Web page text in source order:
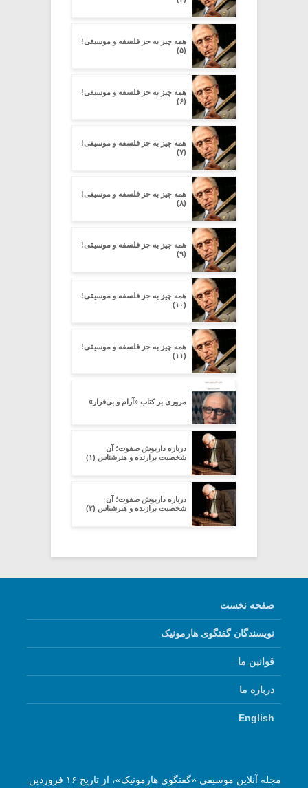
همه چیز به جز فلسفه و موسیقی!
(۵)
همه چیز به جز فلسفه و موسیقی!
(۶)
همه چیز به جز فلسفه و موسیقی!
(۷)
همه چیز به جز فلسفه و موسیقی!
(۸)
همه چیز به جز فلسفه و موسیقی!
(۹)
همه چیز به جز فلسفه و موسیقی!
(۱۰)
همه چیز به جز فلسفه و موسیقی!
(۱۱)
مروری بر کتاب «آرام و بی‌قرار»
درباره داریوش صفوت؛ آن
شخصیت برازنده و هنرشناس (۱)
درباره داریوش صفوت؛ آن
شخصیت برازنده و هنرشناس (۲)
صفحه نخست
نویسندگان گفتگوی هارمونیک
قوانین ما
درباره ما
English
مجله آنلاین موسیقی «گفتگوی هارمونیک»، از تاریخ ۱۶ فروردین